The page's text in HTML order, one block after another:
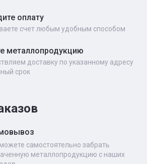
оплату
счет любым удобным способом
металлопродукцию
доставку по указанному адресу
срок
самостоятельно забрать
металлопродукцию с наших